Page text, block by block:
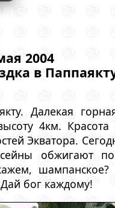
2004
в
Далекая
4км.
Экватора.
обжигают
бог каждому!